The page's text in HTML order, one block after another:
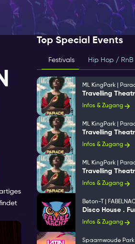
Top Special Events
Festivals Hip Hop / RnB
ML KingPark |
Travelling
Infos & Zugang
ML KingPark |
Travelling
Infos & Zugang
ML KingPark |
Travelling
Infos & Zugang
Beton-T |
Disco House .
Infos & Zugang
Spaarnwoude